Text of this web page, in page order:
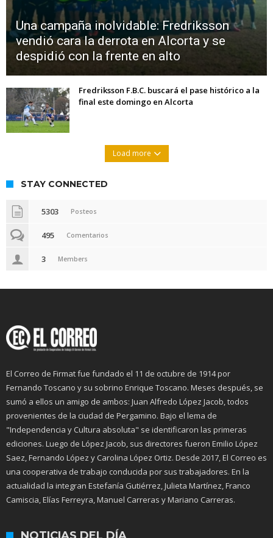
Una campaña inolvidable: Fredriksson
vendió cara la derrota en Alcorta y se
despidió con la frente en alto
Fredriksson F.B.C. buscará el pase histórico a la
final este domingo en Alcorta
Load more
STAY CONNECTED
5303 Posteos
495 Comentarios
3 Members
El Correo de Firmat fue fundado el 11 de octubre de 1914 por
Fernando Toscano y su sobrino Enrique Toscano. Meses después, se
sumó a ellos un amigo de ambos: Juan Alfredo López Jacob, todos
provenientes de la ciudad de Pergamino. Bajo el lema de
"Independencia y Cultura absoluta" se identificaron las primeras
ediciones. Luego de López Jacob, sus directores fueron Emilio López
Saez, Fernando López y Carolina López Ortiz. Desde 2017, El Correo es
una cooperativa de trabajo conducida por sus trabajadores. En la
actualidad la integran Estefanía Gutiérrez, Julieta Martínez, Franco
Camiscia, Elías Ferreyra, Manuel Carreras y Mariano Carreras.